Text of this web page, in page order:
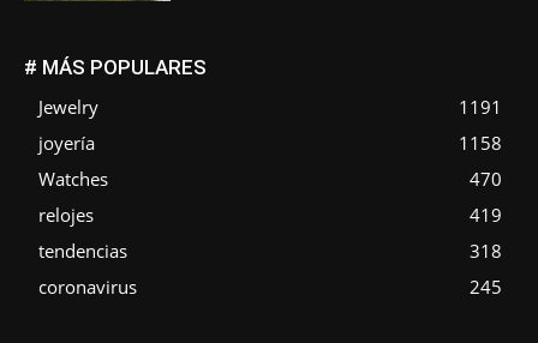
# MÁS POPULARES
Jewelry
1191
joyería
1158
Watches
470
relojes
419
tendencias
318
coronavirus
245